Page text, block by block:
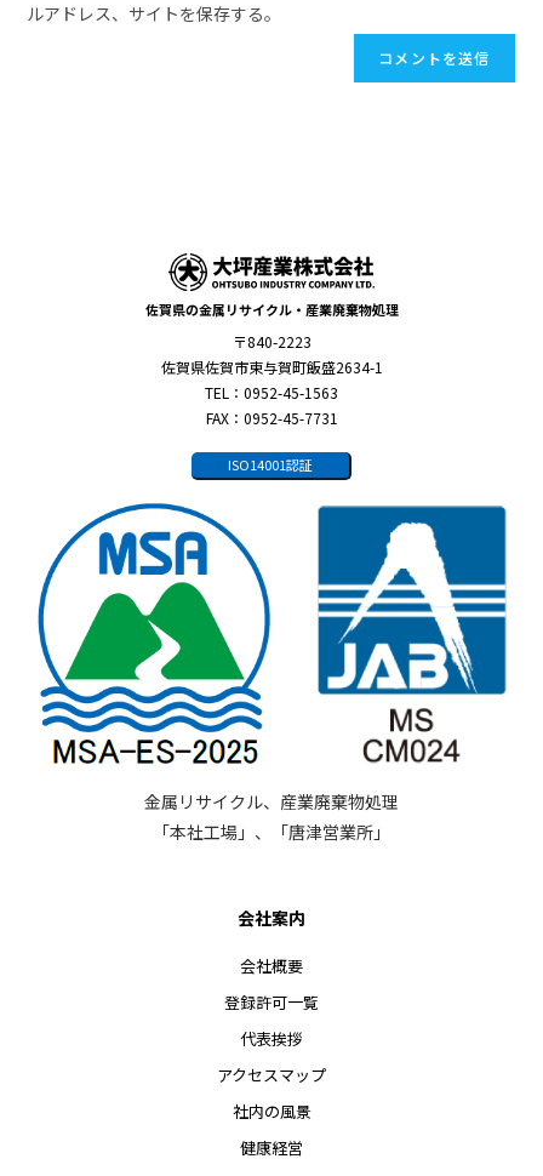
ルアドレス、サイトを保存する。
佐賀県の金属リサイクル・産業廃棄物処理
〒840-2223
佐賀県佐賀市東与賀町飯盛2634-1
TEL：0952-45-1563
FAX：0952-45-7731
ISO14001認証
金属リサイクル、産業廃棄物処理
「本社工場」、「唐津営業所」
会社案内
会社概要
登録許可一覧
代表挨拶
アクセスマップ
社内の風景
健康経営